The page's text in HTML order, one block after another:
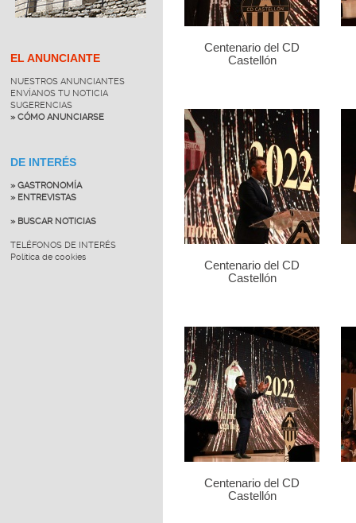
EL ANUNCIANTE
NUESTROS ANUNCIANTES
ENVÍANOS TU NOTICIA
SUGERENCIAS
» CÓMO ANUNCIARSE
DE INTERÉS
» GASTRONOMÍA
» ENTREVISTAS
» BUSCAR NOTICIAS
TELÉFONOS DE INTERÉS
Política de cookies
Centenario del CD
Castellón
Centenario del CD
Castellón
Centenario del CD
Castellón